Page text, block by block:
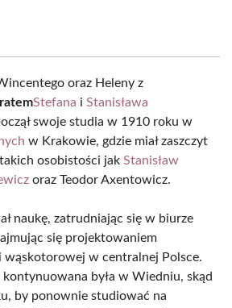
oraz Heleny z
Stefana i Stanisława
swoje studia w 1910 roku w
w Krakowie, gdzie miał zaszczyt
osobistości jak Stanisław
oraz Teodor Axentowicz.
naukę, zatrudniając się w biurze
się projektowaniem
w centralnej Polsce.
kontynuowana była w Wiedniu, skąd
by ponownie studiować na